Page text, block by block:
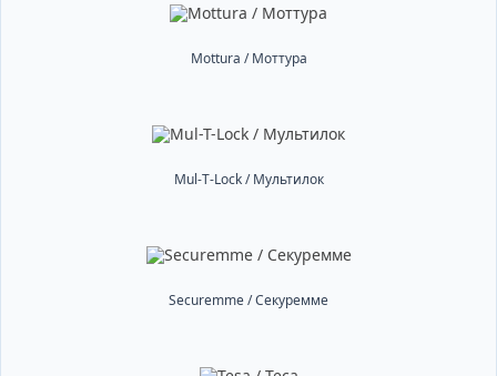
Mottura / Моттура
Mul-T-Lock / Мультилок
Securemme / Секуремме